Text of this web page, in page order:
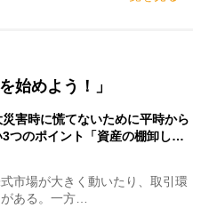
始めよう！」
災害時に慌てないために平時から
3つのポイント「資産の棚卸し…
市場が大きく動いたり、取引環
ある。一方…